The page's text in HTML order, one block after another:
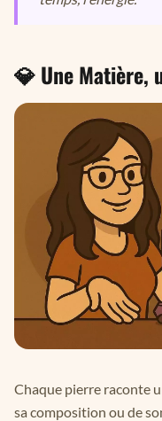
💎 Une Matière,
Chaque pierre raconte
sa composition ou de